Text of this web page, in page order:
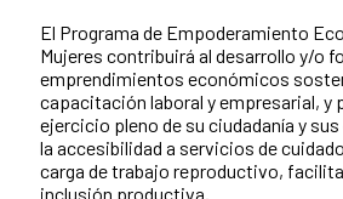
El Programa de Empoderamiento
Mujeres contribuirá al desarrollo y/o
emprendimientos económicos
capacitación laboral y empresarial, y
ejercicio pleno de su ciudadanía y
la accesibilidad a servicios de
carga de trabajo reproductivo,
inclusión productiva.